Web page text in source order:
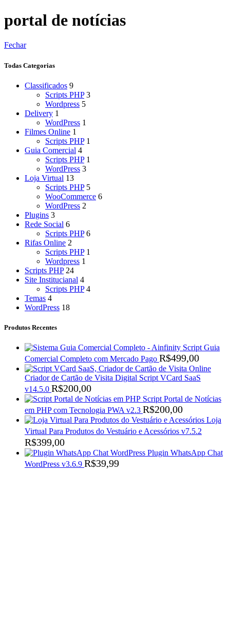
portal de notícias
Fechar
Todas Categorias
Classificados 9
Scripts PHP 3
Wordpress 5
Delivery 1
WordPress 1
Filmes Online 1
Scripts PHP 1
Guia Comercial 4
Scripts PHP 1
WordPress 3
Loja Virtual 13
Scripts PHP 5
WooCommerce 6
WordPress 2
Plugins 3
Rede Social 6
Scripts PHP 6
Rifas Online 2
Scripts PHP 1
Wordpress 1
Scripts PHP 24
Site Institucianal 4
Scripts PHP 4
Temas 4
WordPress 18
Produtos Recentes
Script Guia
Comercial Completo com Mercado Pago R$499,00
Criador de Cartão de Visita Digital Script VCard SaaS
v14.5.0 R$200,00
Script Portal de Notícias
em PHP com Tecnologia PWA v2.3 R$200,00
Loja
Virtual Para Produtos do Vestuário e Acessórios v7.5.2
R$399,00
Plugin WhatsApp Chat
WordPress v3.6.9 R$39,99